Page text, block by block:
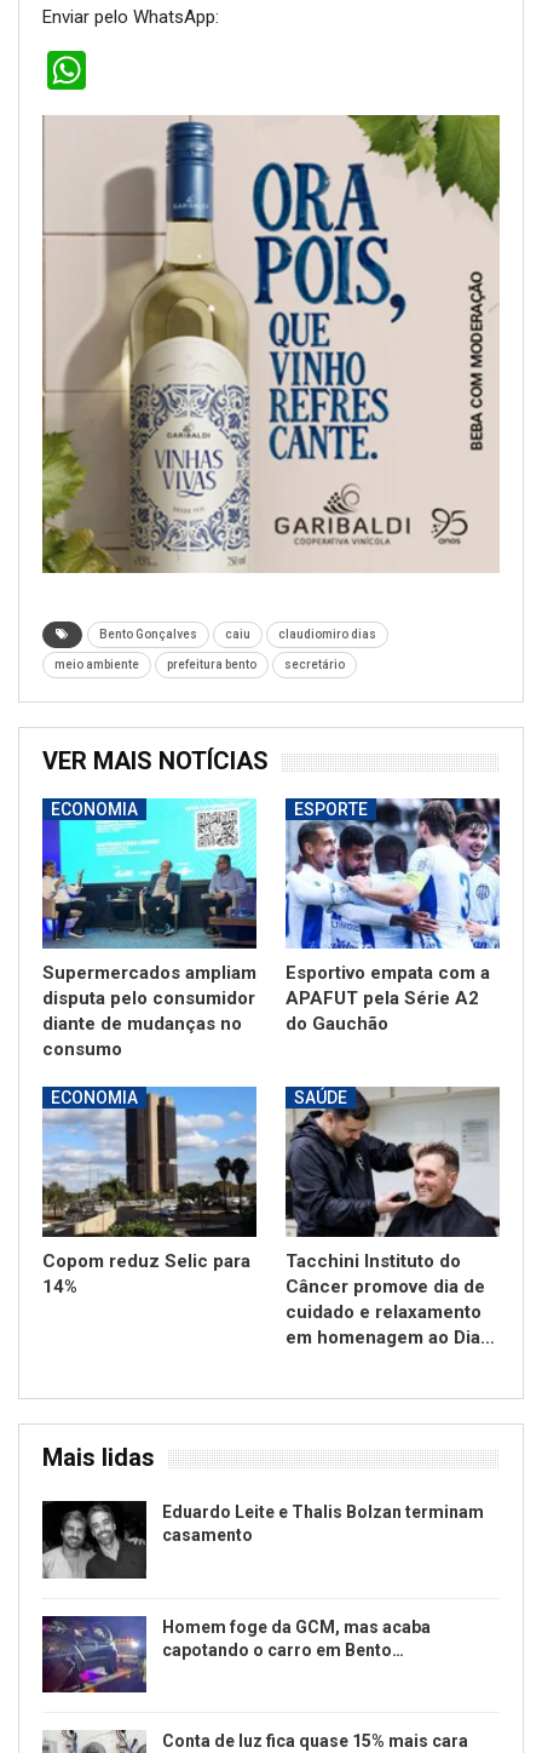
Enviar pelo WhatsApp:
Bento Gonçalves caiu claudiomiro dias
meio ambiente prefeitura bento secretário
VER MAIS NOTÍCIAS
ECONOMIA
Supermercados ampliam
disputa pelo consumidor
diante de mudanças no
consumo
ESPORTE
Esportivo empata com a
APAFUT pela Série A2
do Gauchão
ECONOMIA
Copom reduz Selic para
14%
SAÚDE
Tacchini Instituto do
Câncer promove dia de
cuidado e relaxamento
em homenagem ao Dia…
Mais lidas
Eduardo Leite e Thalis Bolzan terminam
casamento
Homem foge da GCM, mas acaba
capotando o carro em Bento…
Conta de luz fica quase 15% mais cara